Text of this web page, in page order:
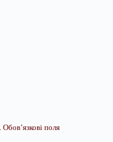
Обов’язкові поля